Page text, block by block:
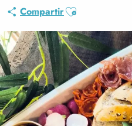
CompartirAjouter aux favoris